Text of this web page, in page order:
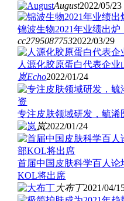
August2022/05/23
锦波生物2021年业绩出
cc27950877532022/03/29
人源化胶原蛋白代表企
岚Echo2022/01/24
专注皮肤领域研发，毓浠
岚2022/01/24
首届中国皮肤科学百人论
KOL将出席
大布丁2021/04/